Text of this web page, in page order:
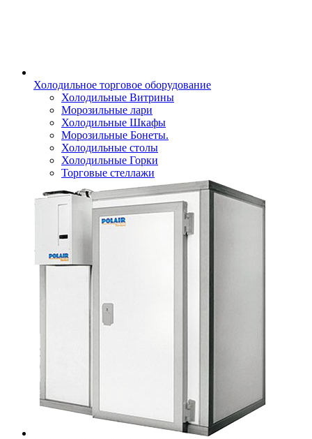
Холодильное торговое оборудование
Холодильные Витрины
Морозильные лари
Холодильные Шкафы
Морозильные Бонеты.
Холодильные столы
Холодильные Горки
Торговые стеллажи